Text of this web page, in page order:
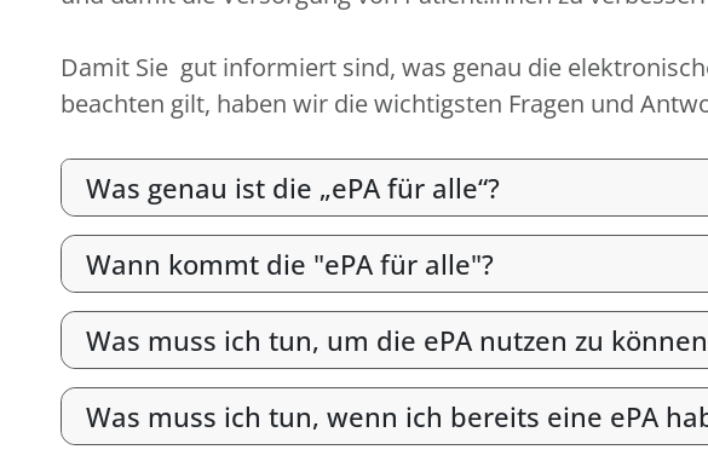
Damit Sie gut informiert sind, was genau die
beachten gilt, haben wir die wichtigsten Fragen und
Was genau ist die „ePA für alle“?
Wann kommt die "ePA für alle"?
Was muss ich tun, um die ePA nutzen zu
Was muss ich tun, wenn ich bereits eine ePA